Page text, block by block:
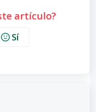
artículo?
Sí